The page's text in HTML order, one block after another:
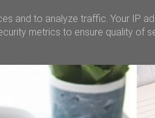
and to analyze traffic. Your IP
metrics to ensure quality of